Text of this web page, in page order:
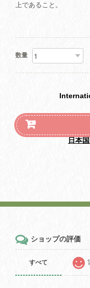
上であること。
数量
日本
ショップの評価
すべて